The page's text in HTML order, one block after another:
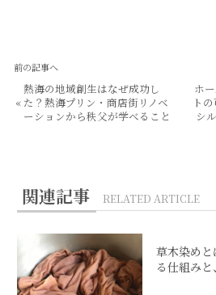
前の記事へ
«
熱海の地域創生はなぜ成功し
た？熱海プリン・商店街リノベ
ーションから秩父が学べること
ホ
ト
シ
関連記事 RELATED ARTICLE
草木染め
る仕組み